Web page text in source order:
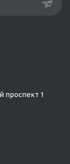
проспект 1